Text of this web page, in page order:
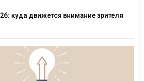
куда движется внимание зрителя